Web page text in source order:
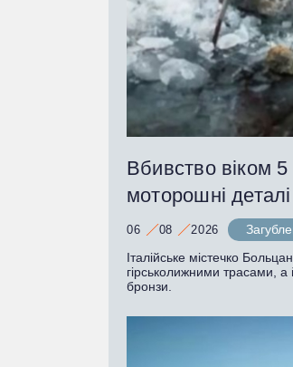
Вбивство віком 5
моторошні
06 08 2026
Італійське містечко
гірськолижними трасами, а
бронзи.